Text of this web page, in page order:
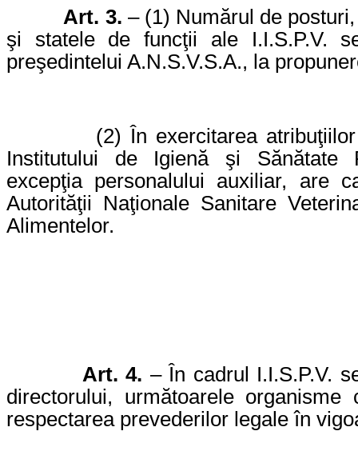
Art. 3. – (1) Numărul de
şi statele de funcţii ale I.I.S.P.V.
preşedintelui A.N.S.V.S.A., la
(2) În exercitarea
Institutului de Igienă şi Sănătate
excepţia personalului auxiliar, are
Autorităţii Naţionale Sanitare
Alimentelor.
Art. 4. – În cadrul I.I.S.P.V.
directorului, următoarele
respectarea prevederilor legale în